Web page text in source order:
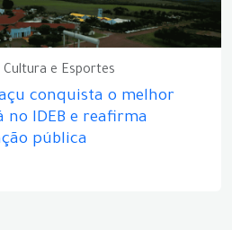
e Esportes
conquista o melhor
no IDEB e reafirma
pública